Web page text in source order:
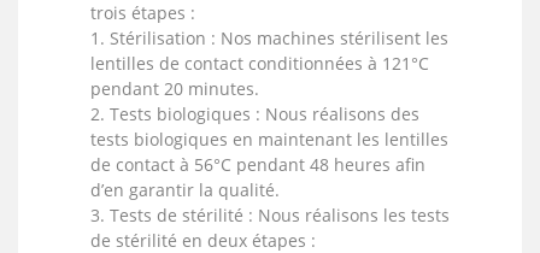
trois étapes :
1. Stérilisation : Nos machines stérilisent les
lentilles de contact conditionnées à 121°C
pendant 20 minutes.
2. Tests biologiques : Nous réalisons des
tests biologiques en maintenant les lentilles
de contact à 56°C pendant 48 heures afin
d’en garantir la qualité.
3. Tests de stérilité : Nous réalisons les tests
de stérilité en deux étapes :